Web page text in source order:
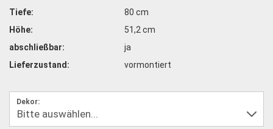
Tiefe:
80 cm
Höhe:
51,2 cm
abschließbar:
ja
Lieferzustand:
vormontiert
Dekor: